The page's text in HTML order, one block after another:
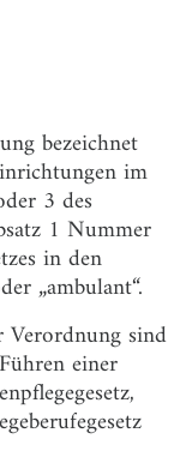
Pflegeschulen
und
von
bezeichnet
im
3 des
1 Nummer
in den
„ambulant“.
Verordnung sind
einer